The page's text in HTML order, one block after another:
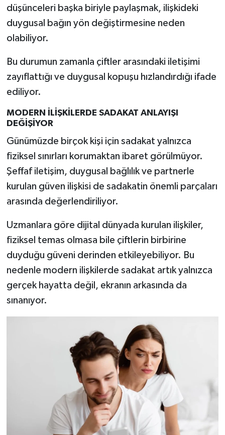
düşünceleri başka biriyle paylaşmak, ilişkideki
duygusal bağın yön değiştirmesine neden
olabiliyor.
Bu durumun zamanla çiftler arasındaki iletişimi
zayıflattığı ve duygusal kopuşu hızlandırdığı ifade
ediliyor.
MODERN İLİŞKİLERDE SADAKAT ANLAYIŞI
DEĞİŞİYOR
Günümüzde birçok kişi için sadakat yalnızca
fiziksel sınırları korumaktan ibaret görülmüyor.
Şeffaf iletişim, duygusal bağlılık ve partnerle
kurulan güven ilişkisi de sadakatin önemli parçaları
arasında değerlendiriliyor.
Uzmanlara göre dijital dünyada kurulan ilişkiler,
fiziksel temas olmasa bile çiftlerin birbirine
duyduğu güveni derinden etkileyebiliyor. Bu
nedenle modern ilişkilerde sadakat artık yalnızca
gerçek hayatta değil, ekranın arkasında da
sınanıyor.